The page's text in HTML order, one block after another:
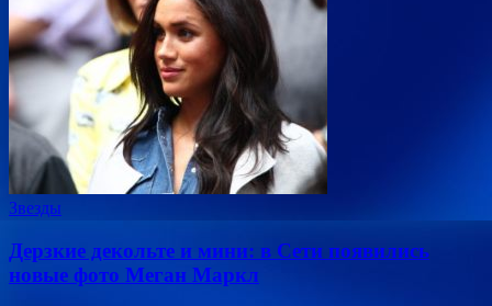
Звезды
Дерзкие декольте и мини: в Сети появились
новые фото Меган Маркл